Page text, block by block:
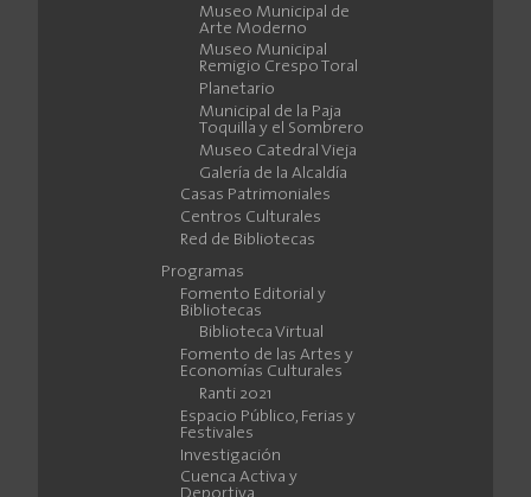
Museo Municipal de
Arte Moderno
Museo Municipal
Remigio Crespo Toral
Planetario
Municipal de la Paja
Toquilla y el Sombrero
Museo Catedral Vieja
Galería de la Alcaldía
Casas Patrimoniales
Centros Culturales
Red de Bibliotecas
Programas
Fomento Editorial y
Bibliotecas
Biblioteca Virtual
Fomento de las Artes y
Economías Culturales
Ranti 2021
Espacio Público, Ferias y
Festivales
Investigación
Cuenca Activa y